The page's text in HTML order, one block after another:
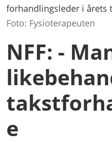
forhandlingsleder i årets
Foto: Fysioterapeuten
NFF: -
e